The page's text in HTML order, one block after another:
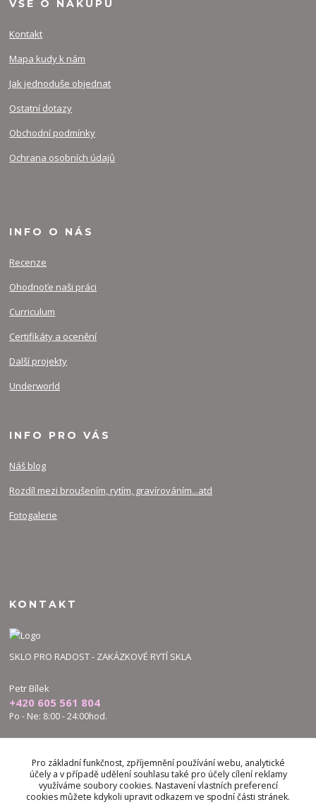
VŠE O NÁKUPU
Kontakt
Mapa kudy k nám
Jak jednoduše objednat
Ostatní dotazy
Obchodní podmínky
Ochrana osobních údajů
INFO O NÁS
Recenze
Ohodnoťe naši práci
Curriculum
Certifikáty a ocenění
Další projekty
Underworld
INFO PRO VÁS
Náš blog
Rozdíl mezi broušením, rytím, gravírováním...atd
Fotogalerie
KONTAKT
SKLO PRO RADOST - ZAKÁZKOVÉ RYTÍ SKLA
Petr Bílek
+420 605 561 804
Po - Ne: 8:00 - 24:00hod.
bilek.petr@skloproradost.cz
Pro základní funkčnost, zpříjemnění používání webu, analytické
účely a v případě udělení souhlasu také pro účely cílení reklamy
využíváme soubory cookies. Nastavení vlastních preferencí
cookies můžete kdykoli upravit odkazem ve spodní části stránek.